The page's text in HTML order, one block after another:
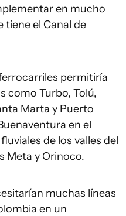
en mucho
tiene el Canal de
permitiría
como Turbo, Tolú,
Marta y Puerto
en el
de los valles del
Meta y Orinoco.
muchas líneas
en un